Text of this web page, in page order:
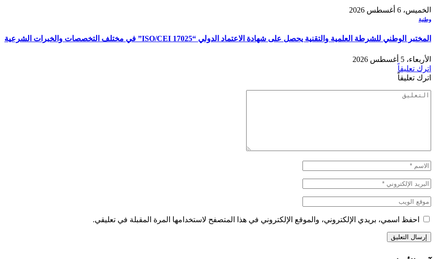
الخميس، 6 أغسطس 2026
وطنية
المختبر الوطني للشرطة العلمية والتقنية يحصل على شهادة الاعتماد الدولي “ISO/CEI 17025” في مختلف التخصصات والخبرات الشرعية
الأربعاء، 5 أغسطس 2026
اترك تعليقاً
اترك تعليقاً
احفظ اسمي، بريدي الإلكتروني، والموقع الإلكتروني في هذا المتصفح لاستخدامها المرة المقبلة في تعليقي.